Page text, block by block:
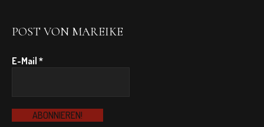
POST VON MAREIKE
E-Mail*